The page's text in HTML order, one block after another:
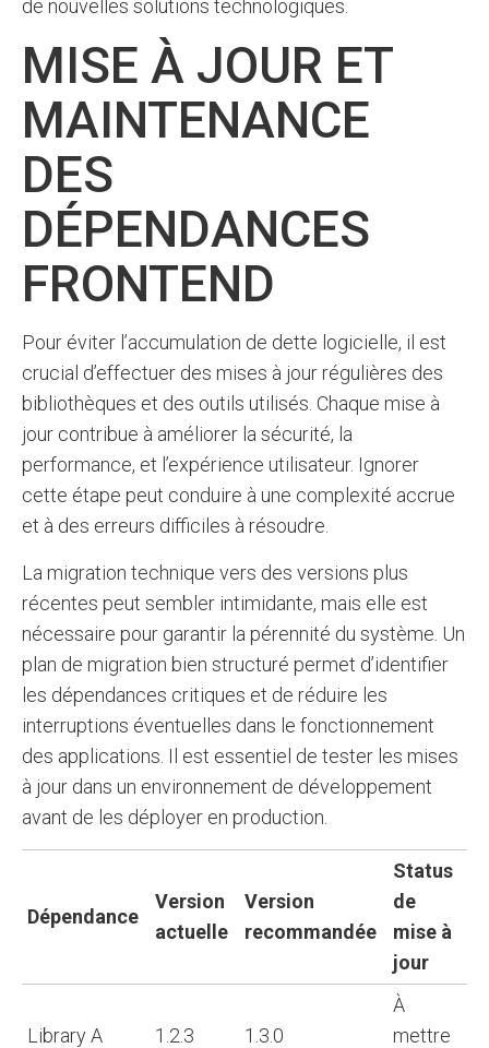
de nouvelles solutions technologiques.
MISE À JOUR ET
MAINTENANCE
DES
DÉPENDANCES
FRONTEND
Pour éviter l’accumulation de dette logicielle, il est
crucial d’effectuer des mises à jour régulières des
bibliothèques et des outils utilisés. Chaque mise à
jour contribue à améliorer la sécurité, la
performance, et l’expérience utilisateur. Ignorer
cette étape peut conduire à une complexité accrue
et à des erreurs difficiles à résoudre.
La migration technique vers des versions plus
récentes peut sembler intimidante, mais elle est
nécessaire pour garantir la pérennité du système. Un
plan de migration bien structuré permet d’identifier
les dépendances critiques et de réduire les
interruptions éventuelles dans le fonctionnement
des applications. Il est essentiel de tester les mises
à jour dans un environnement de développement
avant de les déployer en production.
Dépendance
Version
actuelle
Version
recommandée
Status
de
mise à
jour
Library A 1.2.3 1.3.0
À
mettre